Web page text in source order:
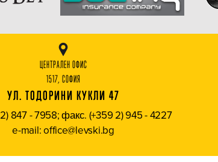
ЦЕНТРАЛЕН ОФИС
1517, СОФИЯ
УЛ. ТОДОРИНИ КУКЛИ 47
847 - 7958; факс. (+359 2) 945 - 4227
e-mail: office@levski.bg